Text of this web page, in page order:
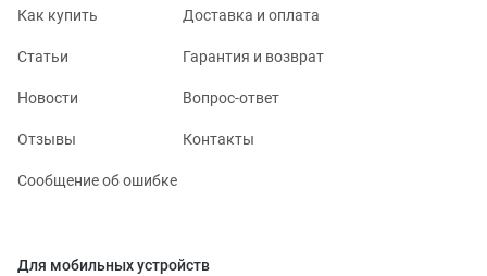
Как купить Доставка и оплата
Статьи Гарантия и возврат
Новости Вопрос-ответ
Отзывы Контакты
Сообщение об ошибке
Для мобильных устройств